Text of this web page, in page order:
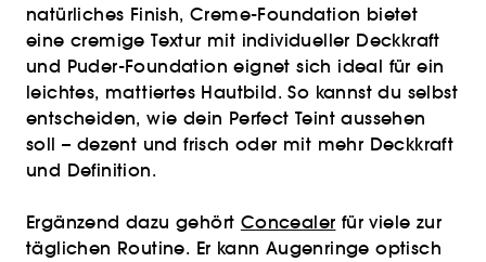
natürliches Finish, Creme-Foundation bietet
eine cremige Textur mit individueller Deckkraft
und Puder-Foundation eignet sich ideal für ein
leichtes, mattiertes Hautbild. So kannst du selbst
entscheiden, wie dein Perfect Teint aussehen
soll – dezent und frisch oder mit mehr Deckkraft
und Definition.
Ergänzend dazu gehört Concealer für viele zur
täglichen Routine. Er kann Augenringe optisch